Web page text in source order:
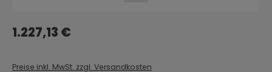
Regulärer Preis:
1.227,13 €
Preise inkl. MwSt. zzgl. Versandkosten